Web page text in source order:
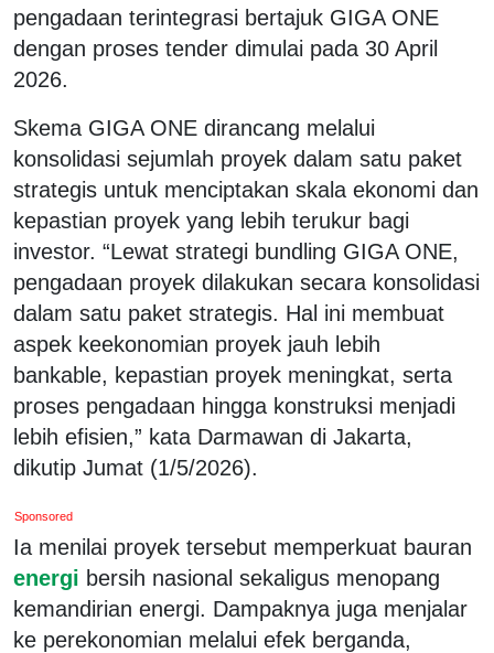
pengadaan terintegrasi bertajuk GIGA ONE
dengan proses tender dimulai pada 30 April
2026.
Skema GIGA ONE dirancang melalui
konsolidasi sejumlah proyek dalam satu paket
strategis untuk menciptakan skala ekonomi dan
kepastian proyek yang lebih terukur bagi
investor. “Lewat strategi bundling GIGA ONE,
pengadaan proyek dilakukan secara konsolidasi
dalam satu paket strategis. Hal ini membuat
aspek keekonomian proyek jauh lebih
bankable, kepastian proyek meningkat, serta
proses pengadaan hingga konstruksi menjadi
lebih efisien,” kata Darmawan di Jakarta,
dikutip Jumat (1/5/2026).
Sponsored
Ia menilai proyek tersebut memperkuat bauran
energi bersih nasional sekaligus menopang
kemandirian energi. Dampaknya juga menjalar
ke perekonomian melalui efek berganda,